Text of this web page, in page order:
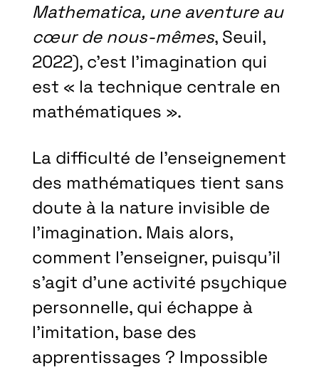
Mathematica, une aventure au
cœur de nous-mêmes, Seuil,
2022), c’est l’imagination qui
est « la technique centrale en
mathématiques ».
La difficulté de l’enseignement
des mathématiques tient sans
doute à la nature invisible de
l’imagination. Mais alors,
comment l’enseigner, puisqu’il
s’agit d’une activité psychique
personnelle, qui échappe à
l’imitation, base des
apprentissages ? Impossible